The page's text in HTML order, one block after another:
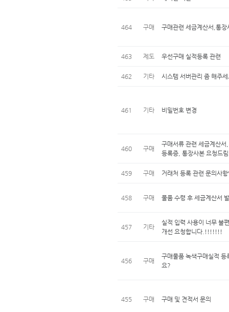
464 구매 구매관련 세금계산서,통
463 제도 우선구매 실적등록 관련
462 기타 시스템 서버관리 좀 해주
461 기타 비밀번호 변경
460 구매
구매서류 관련 세금계산
등록증, 통장사본 요청드림
459 구매 거래처 등록 관련 문의사
458 구매 물품 수령 후 세금계산서
457 기타
실적 입력 사용이 너무 불
개선 요청합니다.!!!!!!!
456 구매
구매물품 녹색구매실적
요?
455 구매 구매 및 견적서 문의